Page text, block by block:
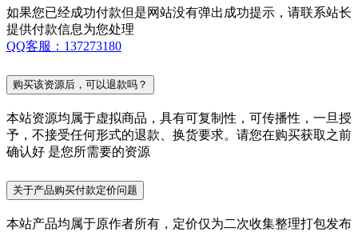
如果您已经成功付款但是网站没有弹出成功提示，请联系站长
提供付款信息为您处理
QQ客服：137273180
购买该资源后，可以退款吗？
本站资源均属于虚拟商品，具有可复制性，可传播性，一旦授
予，不接受任何形式的退款、换货要求。请您在购买获取之前
确认好 是您所需要的资源
关于产品购买付款定价问题
本站产品均属于原作者所有，定价仅为二次收集整理打包发布